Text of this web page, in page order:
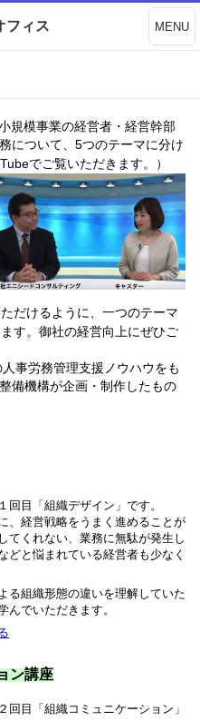
フィス MENU
規模事業の経営者・経営幹部
について、5つのテーマに分け
でご覧いただきます。）
だけるように、一つのテーマ
す。御社の経営向上にぜひご
事労務管理支援ノウハウをも
備機構が企画・制作したもの
目「組織デザイン」です。
、経営戦略をうまく進めることが
てくれない、業務に無駄が発生し
どと悩まれている経営者も少なく
る組織形態の違いを理解していた
んでいただきます。
ン講座
目「組織コミュニケーション」